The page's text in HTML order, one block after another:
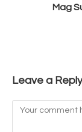
Mag
Leave a Reply
Comment